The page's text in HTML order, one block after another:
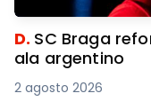
D. SC Braga
ala argentino
2 agosto 2026